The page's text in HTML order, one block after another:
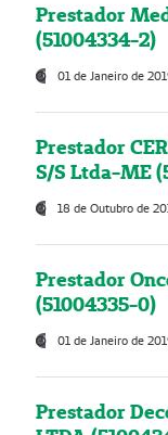
Prestador
(51004334-2)
01 de Janeiro de
Prestador
S/S Ltda-ME
18 de Outubro de
Prestador
(51004335-0)
01 de Janeiro de
Prestador